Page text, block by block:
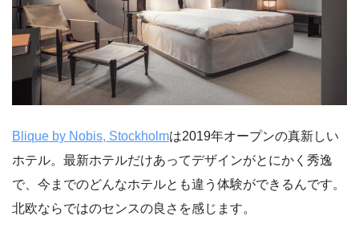
Blique by Nobis, Stockholmは2019年オープンの真新しい
ホテル。最新ホテルだけあってデザインがとにかく秀逸
で、今までのどんなホテルとも違う体験ができるんです。
北欧ならではのセンスの良さを感じます。